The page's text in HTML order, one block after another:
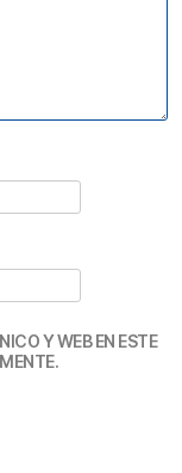
Y WEB EN ESTE